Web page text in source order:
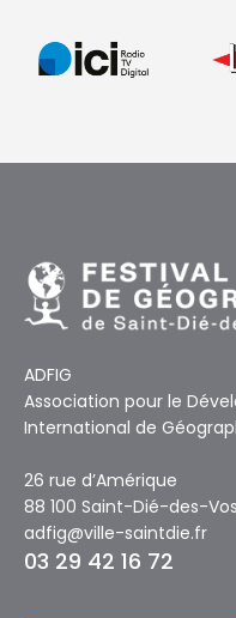
ADFIG
Association pour le
International de
26 rue d’Amérique
88 100 Saint-Dié-des-
adfig@ville-saintdie.fr
03 29 42 16 72